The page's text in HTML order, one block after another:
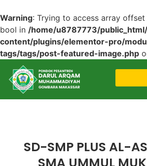
Warning: Trying to access array
bool in /home/u8787773/
content/plugins/elementor-pro/
tags/tags/post-featured-image.php
SD-SMP PLUS AL-